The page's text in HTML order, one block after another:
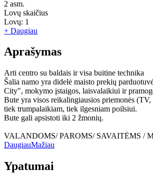
2 asm.
Lovų skaičius
Lovų: 1
+ Daugiau
Aprašymas
Arti centro su baldais ir visa buitine technika
Šalia namo yra didelė maisto prekių
City", mokymo įstaigos, laisvalaikiui ir
Bute yra visos reikalingiausios priemonės
tiek trumpalaikiam, tiek ilgesniam poilsiui.
​Bute gali apsistoti iki 2 žmonių.
VALANDOMS/ PAROMS/ SAVAITĖMS /
DaugiauMažiau
Ypatumai